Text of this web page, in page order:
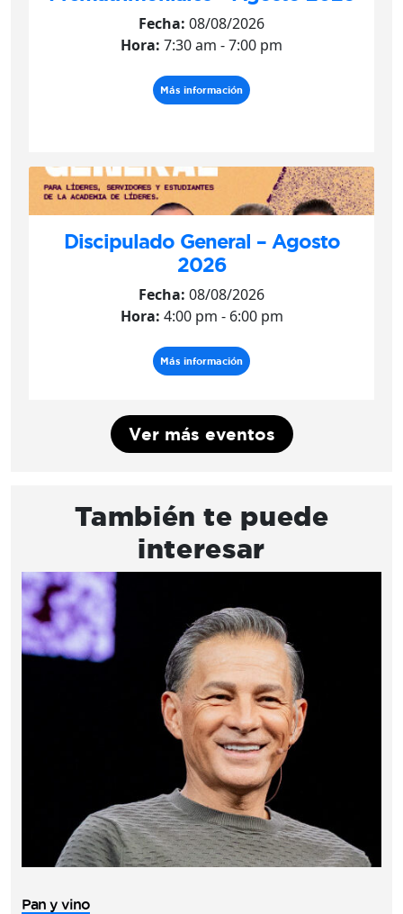
Fecha: 08/08/2026
Hora: 7:30 am - 7:00 pm
Más información
Discipulado General – Agosto
2026
Fecha: 08/08/2026
Hora: 4:00 pm - 6:00 pm
Más información
Ver más eventos
También te puede
interesar
Pan y vino